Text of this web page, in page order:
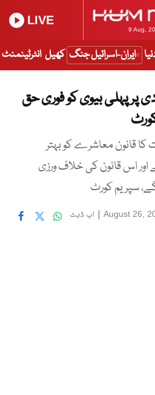
9 Aug,
LIVE
ایران-اسرائیل جنگ کھیل انٹرٹینمنٹ
پر پہلی بیوی کو فوری حق
قانون معاشرے کو بہتر
اس قانون کی خلاف ورزی
سپریم کورٹ
August 26,
| اپ ڈیٹ